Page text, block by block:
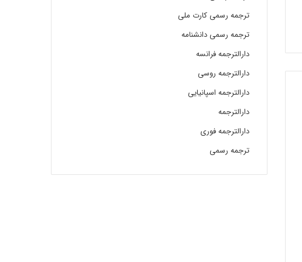
ترجمه رسمی کارت ملی
ترجمه رسمی دانشنامه
دارالترجمه فرانسه
دارالترجمه روسی
دارالترجمه اسپانیایی
دارالترجمه
دارالترجمه فوری
ترجمه رسمی